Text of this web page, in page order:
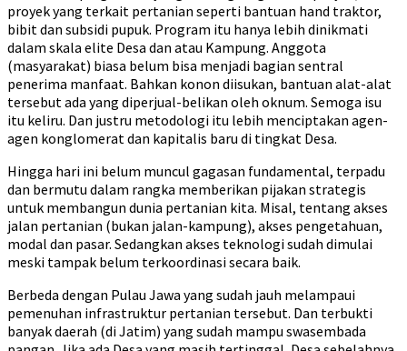
proyek yang terkait pertanian seperti bantuan hand traktor,
bibit dan subsidi pupuk. Program itu hanya lebih dinikmati
dalam skala elite Desa dan atau Kampung. Anggota
(masyarakat) biasa belum bisa menjadi bagian sentral
penerima manfaat. Bahkan konon diisukan, bantuan alat-alat
tersebut ada yang diperjual-belikan oleh oknum. Semoga isu
itu keliru. Dan justru metodologi itu lebih menciptakan agen-
agen konglomerat dan kapitalis baru di tingkat Desa.
Hingga hari ini belum muncul gagasan fundamental, terpadu
dan bermutu dalam rangka memberikan pijakan strategis
untuk membangun dunia pertanian kita. Misal, tentang akses
jalan pertanian (bukan jalan-kampung), akses pengetahuan,
modal dan pasar. Sedangkan akses teknologi sudah dimulai
meski tampak belum terkoordinasi secara baik.
Berbeda dengan Pulau Jawa yang sudah jauh melampaui
pemenuhan infrastruktur pertanian tersebut. Dan terbukti
banyak daerah (di Jatim) yang sudah mampu swasembada